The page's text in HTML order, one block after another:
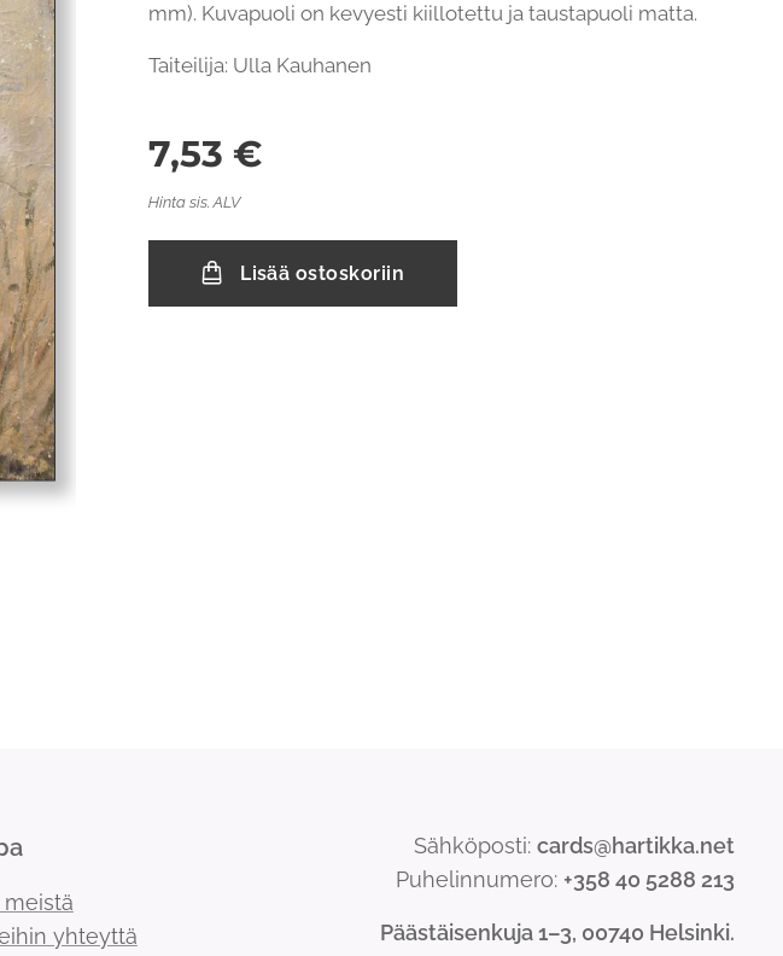
mm). Kuvapuoli on kevyesti kiillotettu ja taustapuoli matta.
Taiteilija: Ulla Kauhanen
7,53 €
Hinta sis. ALV
Lisää ostoskoriin
yhteyttä
Sähköposti: cards@hartikka.net
Puhelinnumero: +358 40 5288 213
Päästäisenkuja 1–3, 00740 Helsinki.